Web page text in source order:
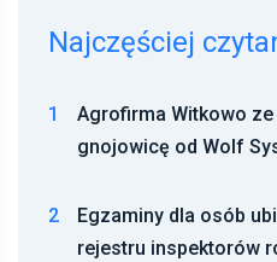
Najczęściej
1
Agrofirma Witkowo
gnojowicę od Wolf
2
Egzaminy dla osób
rejestru inspektorów